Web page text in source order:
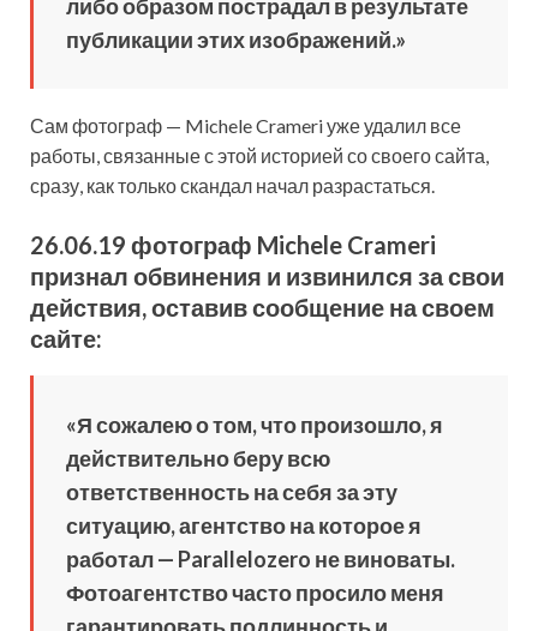
либо образом пострадал в результате
публикации этих изображений.»
Сам фотограф — Michele Crameri уже удалил все
работы, связанные с этой историей со своего сайта,
сразу, как только скандал начал разрастаться.
26.06.19 фотограф Michele Crameri
признал обвинения и извинился за свои
действия, оставив сообщение на своем
сайте:
«Я сожалею о том, что произошло, я
действительно беру всю
ответственность на себя за эту
ситуацию, агентство на которое я
работал — Parallelozero не виноваты.
Фотоагентство часто просило меня